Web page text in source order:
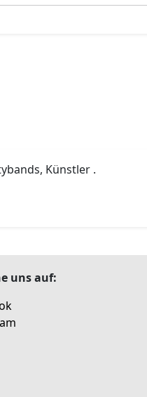
Künstler .
uns auf: